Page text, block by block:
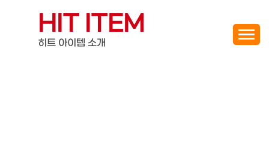
contentHIT ITEM
히트 아이템 소개